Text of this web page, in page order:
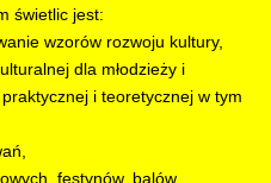
świetlic jest:
wzorów rozwoju kultury,
dla młodzieży i
i teoretycznej w tym
festynów, balów,